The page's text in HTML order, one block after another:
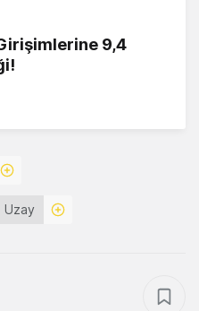
9,4
Uzay